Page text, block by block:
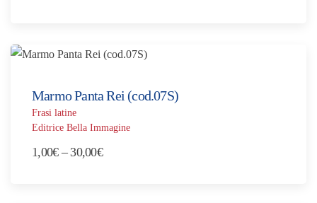
da
a
Marmo Panta Rei (cod.07S)
Frasi latine
Editrice Bella Immagine
1,00€ – 30,00€Fascia